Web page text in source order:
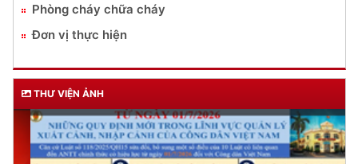
Phòng cháy chữa cháy
Đơn vị thực hiện
THƯ VIỆN ẢNH